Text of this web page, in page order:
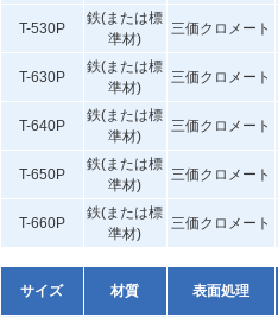
T-530P
鉄(または標
準材)
三価クロメート
T-630P
鉄(または標
準材)
三価クロメート
T-640P
鉄(または標
準材)
三価クロメート
T-650P
鉄(または標
準材)
三価クロメート
T-660P
鉄(または標
準材)
三価クロメート
サイズ 材質 表面処理